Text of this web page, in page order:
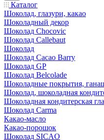
Каталог
Шоколад, глазури, какао
Шоколадный декор
Шоколад Chocovic
Шоколад Callebaut
Шоколад
Шоколад Cacao Barry
Шоколад GP
Шоколад Belcolade
Шоколадные покрытия,
Шоколад, шоколадная
Шоколадная кондитерская
Шоколад Carma
Какао-масло
Какао-порошок
Шоколад SICAO